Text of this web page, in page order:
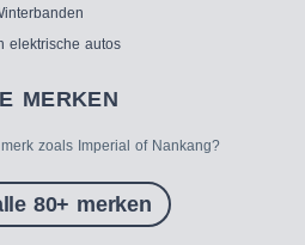
elektrische autos
MERKEN
zoals Imperial of Nankang?
80+ merken